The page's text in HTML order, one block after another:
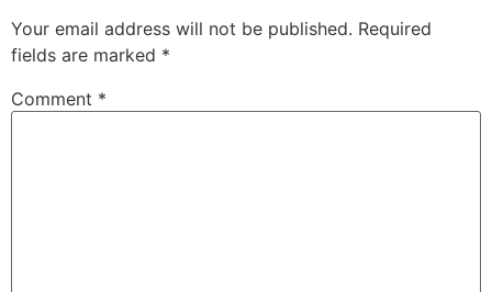
Your email address will not be published. Required
fields are marked *
Comment *